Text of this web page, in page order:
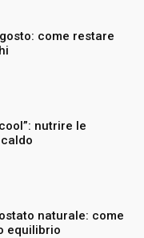
come restare
nutrire le
naturale: come
equilibrio